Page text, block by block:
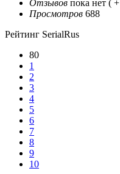
Отзывов пока нет ( +
Просмотров 688
Рейтинг SerialRus
80
1
2
3
4
5
6
7
8
9
10